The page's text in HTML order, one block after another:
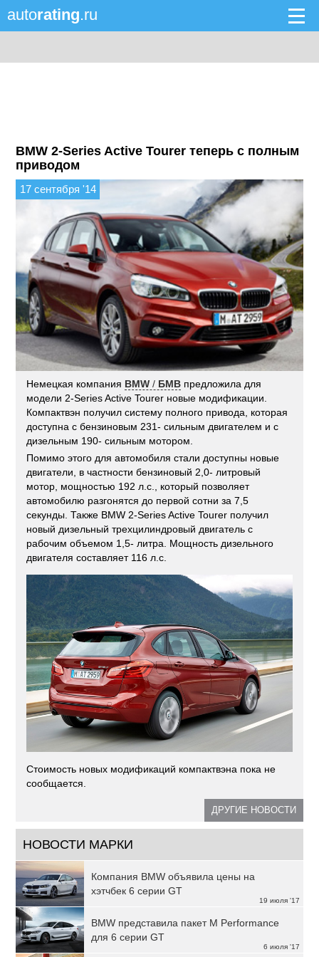
autorating.ru
BMW 2-Series Active Tourer теперь с полным
приводом
17 сентября '14
Немецкая компания BMW / БМВ предложила для
модели 2-Series Active Tourer новые модификации.
Компактвэн получил систему полного привода, которая
доступна с бензиновым 231- сильным двигателем и с
дизельным 190- сильным мотором.
Помимо этого для автомобиля стали доступны новые
двигатели, в частности бензиновый 2,0- литровый
мотор, мощностью 192 л.с., который позволяет
автомобилю разгонятся до первой сотни за 7,5
секунды. Также BMW 2-Series Active Tourer получил
новый дизельный трехцилиндровый двигатель с
рабочим объемом 1,5- литра. Мощность дизельного
двигателя составляет 116 л.с.
Стоимость новых модификаций компактвэна пока не
сообщается.
ДРУГИЕ НОВОСТИ
НОВОСТИ МАРКИ
19 июля '17
Компания BMW объявила цены на
хэтчбек 6 серии GT
6 июля '17
BMW представила пакет M Performance
для 6 серии GT